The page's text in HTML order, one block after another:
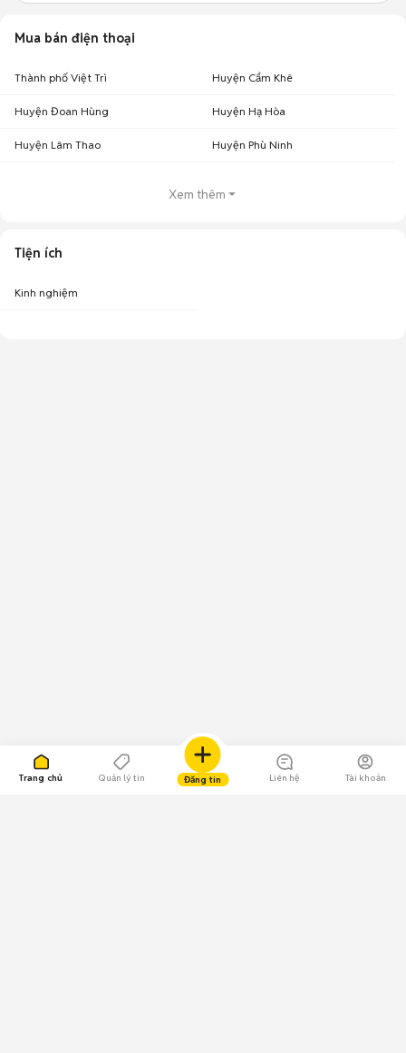
Trang chủ Quản lý tin Đăng tin Liên hệ Tài khoản
Mua bán điện thoại
Thành phố Việt Trì Huyện Cẩm Khê
Huyện Đoan Hùng Huyện Hạ Hòa
Huyện Lâm Thao Huyện Phù Ninh
Xem thêm
Tiện ích
Kinh nghiệm